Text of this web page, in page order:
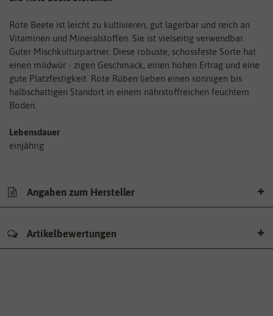
Rote Beete ist leicht zu kultivieren, gut lagerbar und reich an
Vitaminen und Mineralstoffen. Sie ist vielseitig verwendbar.
Guter Mischkulturpartner. Diese robuste, schossfeste Sorte hat
einen mildwür - zigen Geschmack, einen hohen Ertrag und eine
gute Platzfestigkeit. Rote Rüben lieben einen sonnigen bis
halbschattigen Standort in einem nährstoffreichen feuchtem
Boden.
Lebensdauer
einjährig
Angaben zum Hersteller
Artikelbewertungen